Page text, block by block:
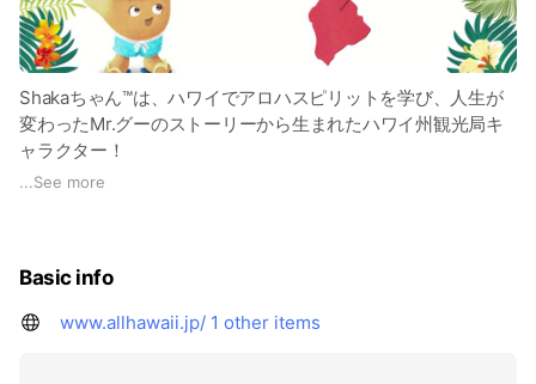
Shakaちゃん™は、ハワイでアロハスピリットを学び、人生が
変わったMr.グーのストーリーから生まれたハワイ州観光局キ
ャラクター！
...See more
Basic info
www.allhawaii.jp/ 1 other items